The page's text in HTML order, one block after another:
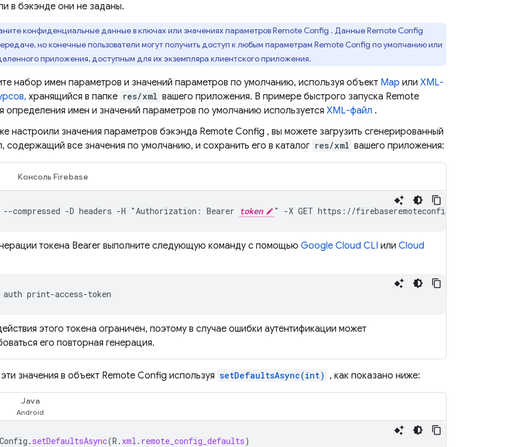
в бэкэнде они не заданы.
конфиденциальные данные в ключах или значениях параметровRemote Config . ДанныеRemote Config
но конечные пользователи могут получить доступ к любым параметрам Remote Config по умолчанию или
приложения, доступным для их экземпляра клиентского приложения.
набор имен параметров и значений параметров по умолчанию, используя объект Map или XML-
хранящийся в папке res/xml вашего приложения. В примере быстрого запуска Remote
определения имен и значений параметров по умолчанию используется XML-файл .
настроили значения параметров бэкэнда Remote Config , вы можете загрузить сгенерированный
содержащий все значения по умолчанию, и сохранить его в каталог res/xml вашего приложения:
Консоль Firebase
compressed -D headers -H "Authorization: Bearer token " -X GET https://
токена Bearer выполните следующую команду с помощью Google Cloud CLI или Cloud
auth
этого токена ограничен, поэтому в случае ошибки аутентификации может
его повторная генерация.
эти значения в объект Remote Config используя setDefaultsAsync(int) , как показано ниже:
Java
. setDefaultsAsync(R . xml . remote_config_defaults)